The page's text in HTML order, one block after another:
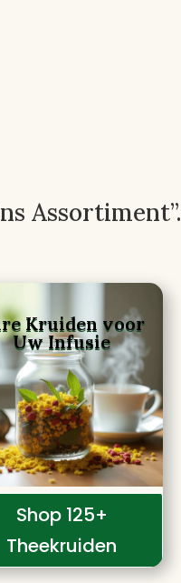
Assortiment”.
Kruiden voor
Uw Infusie
Shop 125+
Theekruiden